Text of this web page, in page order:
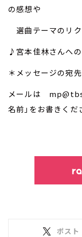
の感想や
選曲テーマのリク
♪宮本佳林さんへ
＊メッセージの宛先
メールは
名前」をお書きくだ
ポスト